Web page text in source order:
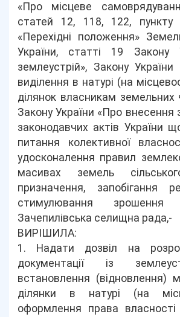
«Про місцеве
статей 12, 118, 122, пункту
«Перехідні положення»
України, статті 19 Закону
землеустрій», Закону
виділення в натурі (на
ділянок власникам земельних
Закону України «Про внесення
законодавчих актів України
питання колективної
удосконалення правил
масивах земель
призначення, запобігання
стимулювання зрошення
Зачепилівська селищна рада,-
ВИРІШИЛА:
1. Надати дозвіл на
документації із
встановлення (відновлення)
ділянки в натурі (на
оформлення права власності